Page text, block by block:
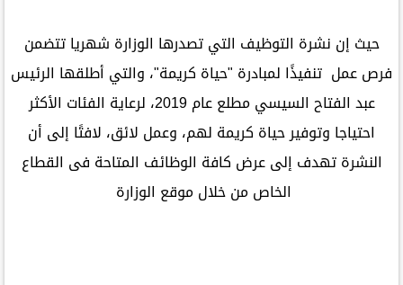
حيث إن نشرة التوظيف التي تصدرها الوزارة شهريا تتضمن
فرص عمل تنفيذًا لمبادرة "حياة كريمة"، والتي أطلقها الرئيس
عبد الفتاح السيسي مطلع عام 2019، لرعاية الفئات الأكثر
احتياجا وتوفير حياة كريمة لهم، وعمل لائق، لافتًا إلى أن
النشرة تهدف إلى عرض كافة الوظائف المتاحة فى القطاع
الخاص من خلال موقع الوزارة